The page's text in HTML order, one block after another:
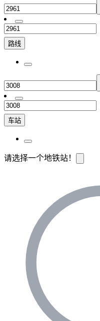
路线
车站
请选择一个地铁站！